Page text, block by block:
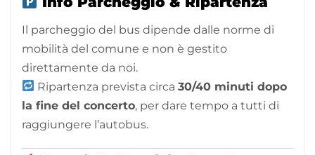
Il parcheggio del bus dipende dalle norme di
mobilità del comune e non è gestito
direttamente da noi.
Ripartenza prevista circa30/40 minuti dopo
la fine del concerto, per dare tempo a tutti di
raggiungere l’autobus.